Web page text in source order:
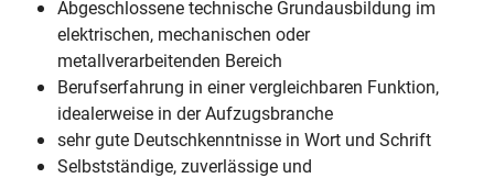
Abgeschlossene technische Grundausbildung im
elektrischen, mechanischen oder
metallverarbeitenden Bereich
Berufserfahrung in einer vergleichbaren Funktion,
idealerweise in der Aufzugsbranche
sehr gute Deutschkenntnisse in Wort und Schrift
Selbstständige, zuverlässige und